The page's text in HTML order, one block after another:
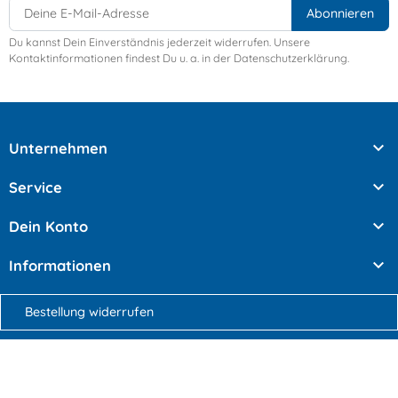
Du kannst Dein Einverständnis jederzeit widerrufen. Unsere
Kontaktinformationen findest Du u. a. in der Datenschutzerklärung.
Unternehmen 
Service 
Dein Konto 
Informationen 
Bestellung widerrufen